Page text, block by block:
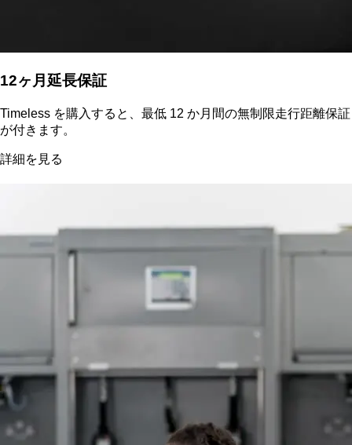
12ヶ月延長保証
Timeless を購入すると、最低 12 か月間の無制限走行距離保証
が付きます。
詳細を見る